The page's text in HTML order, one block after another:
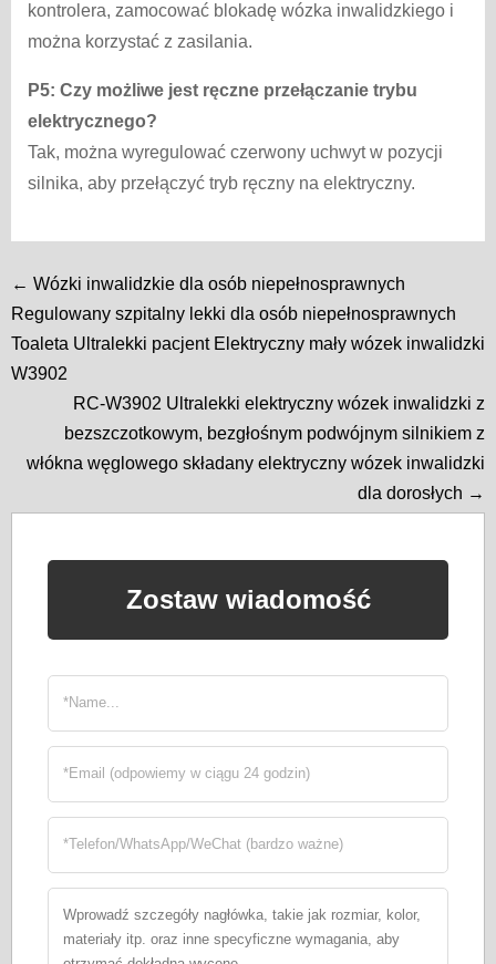
kontrolera, zamocować blokadę wózka inwalidzkiego i
można korzystać z zasilania.
P5: Czy możliwe jest ręczne przełączanie trybu
elektrycznego?
Tak, można wyregulować czerwony uchwyt w pozycji
silnika, aby przełączyć tryb ręczny na elektryczny.
← Wózki inwalidzkie dla osób niepełnosprawnych
Regulowany szpitalny lekki dla osób niepełnosprawnych
Toaleta Ultralekki pacjent Elektryczny mały wózek inwalidzki
W3902
RC-W3902 Ultralekki elektryczny wózek inwalidzki z
bezszczotkowym, bezgłośnym podwójnym silnikiem z
włókna węglowego składany elektryczny wózek inwalidzki
dla dorosłych →
Zostaw wiadomość